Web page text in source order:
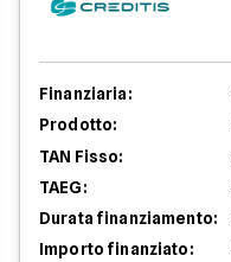
Finanziaria:
Prodotto:
TAN Fisso:
TAEG:
Durata finanziamento:
Importo finanziato: